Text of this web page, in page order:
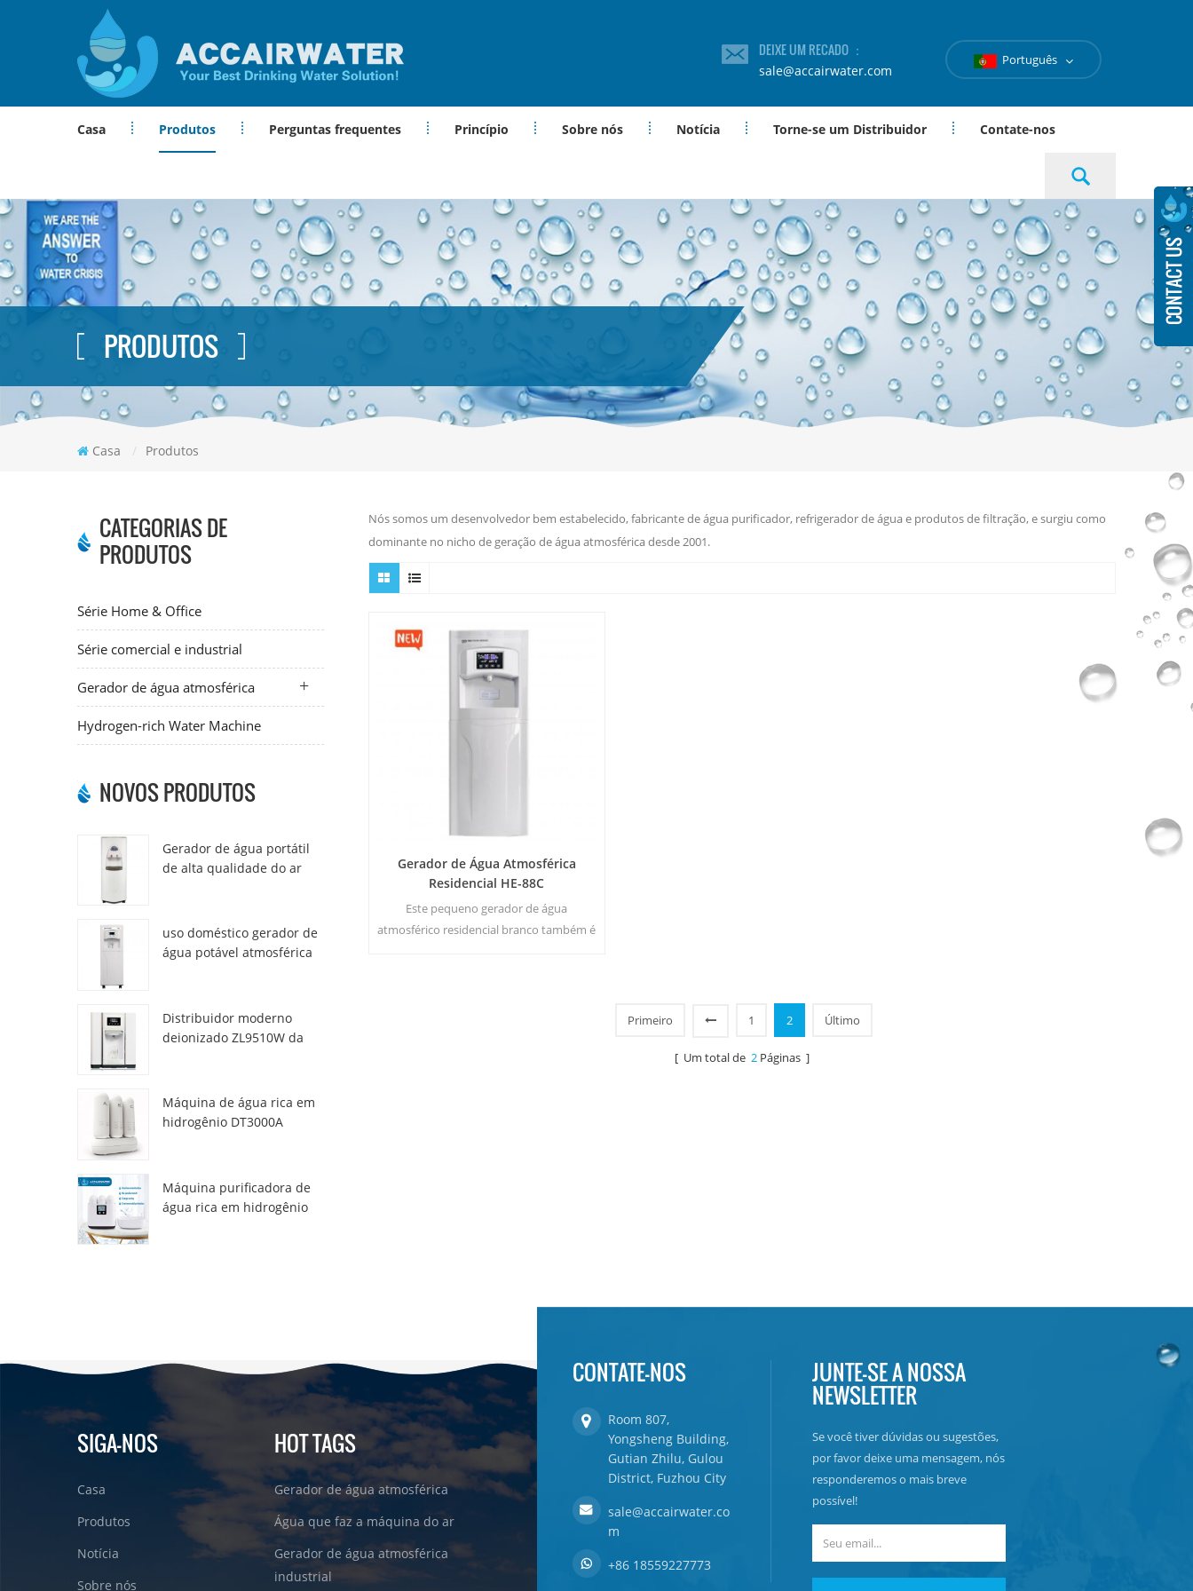
DEIXE UM RECADO ：
sale@accairwater.com
Português
Casa Produtos Perguntas frequentes Princípio Sobre nós Notícia Torne-se um Distribuidor Contate-nos
PRODUTOS
Casa / Produtos
CATEGORIAS DE
PRODUTOS
Série Home & Office
Série comercial e industrial
Gerador de água atmosférica
Hydrogen-rich Water Machine
NOVOS PRODUTOS
Gerador de água portátil
de alta qualidade do ar
uso doméstico gerador de
água potável atmosférica
Distribuidor moderno
deionizado ZL9510W da
Máquina de água rica em
hidrogênio DT3000A
Máquina purificadora de
água rica em hidrogênio
Nós somos um desenvolvedor bem estabelecido, fabricante de água purificador, refrigerador de água e produtos de filtração, e surgiu como
dominante no nicho de geração de água atmosférica desde 2001.
Gerador de Água Atmosférica
Residencial HE-88C
Este pequeno gerador de água
atmosférico residencial branco também é
Primeiro
1 2 Último
[ Um total de 2Páginas ]
SIGA-NOS
Casa
Produtos
Notícia
Sobre nós
HOT TAGS
Gerador de água atmosférica
Água que faz a máquina do ar
Gerador de água atmosférica
industrial
CONTATE-NOS
Room 807,
Yongsheng Building,
Gutian Zhilu, Gulou
District, Fuzhou City
sale@accairwater.co
m
+86 18559227773
JUNTE-SE A NOSSA
NEWSLETTER
Se você tiver dúvidas ou sugestões,
por favor deixe uma mensagem, nós
responderemos o mais breve
possível!